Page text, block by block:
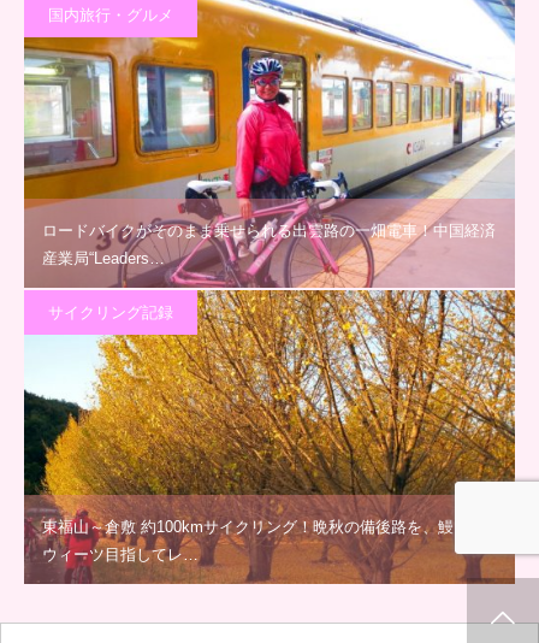
国内旅行・グルメ
ロードバイクがそのまま乗せられる出雲路の一畑電車！中国経済
産業局“Leaders…
サイクリング記録
東福山～倉敷 約100kmサイクリング！晩秋の備後路を、鰻とス
ウィーツ目指してレ…
ホーム 新着情報 シェア お問合せ